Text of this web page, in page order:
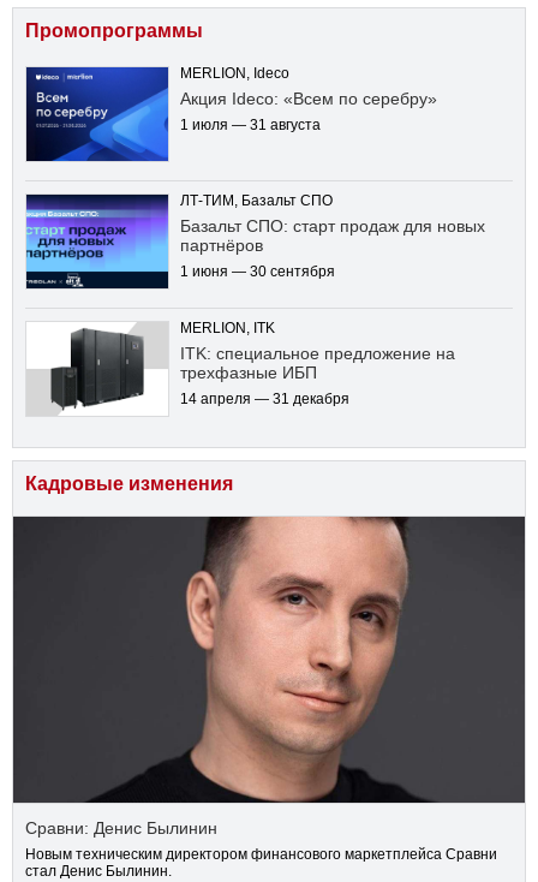
Промопрограммы
MERLION, Ideco
Акция Ideco: «Всем по серебру»
1 июля — 31 августа
ЛТ-ТИМ, Базальт СПО
Базальт СПО: старт продаж для новых
партнёров
1 июня — 30 сентября
MERLION, ITK
ITK: специальное предложение на
трехфазные ИБП
14 апреля — 31 декабря
Кадровые изменения
Сравни: Денис Былинин
Новым техническим директором финансового маркетплейса Сравни
стал Денис Былинин.